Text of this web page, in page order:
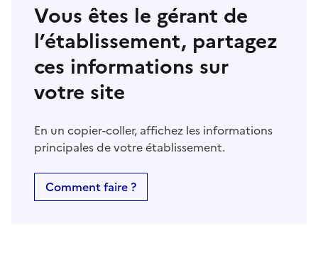
Vous êtes le gérant de
l’établissement, partagez
ces informations sur
votre site
En un copier-coller, affichez les informations
principales de votre établissement.
Comment faire ?